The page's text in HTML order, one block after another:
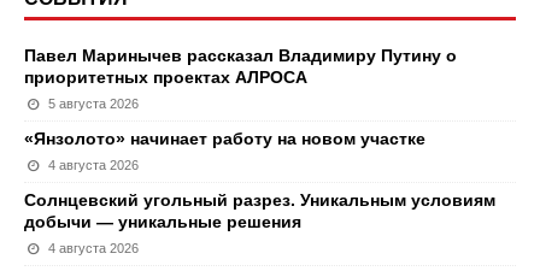
Павел Маринычев рассказал Владимиру Путину о
приоритетных проектах АЛРОСА
5 августа 2026
«Янзолото» начинает работу на новом участке
4 августа 2026
Солнцевский угольный разрез. Уникальным условиям
добычи — уникальные решения
4 августа 2026